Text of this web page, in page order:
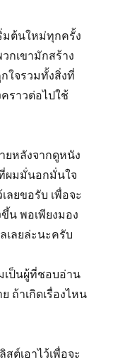
มต้นใหม่ทุกครั้ง
กเขามักสร้าง
ใจรวมทั้งสิ่งที่
คราวต่อไปใช้
ยหลังจากดูหนัง
ผมมั่นอกมั่นใจ
ลยขอรับ เพื่อจะ
น พอเพียงมอง
เลยล่ะนะครับ
เป็นผู้ที่ชอบอ่าน
ถ้าเกิดเรื่องไหน
ต์เอาไว้เพื่อจะ